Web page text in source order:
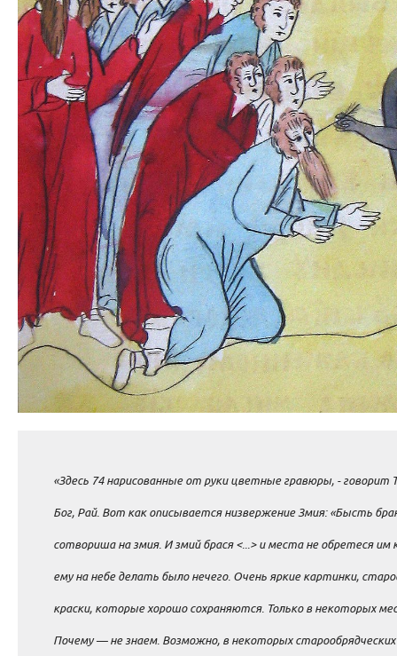
«Здесь 74 нарисованные от руки цветные гравюры, -
Бог, Рай. Вот как описывается низвержение Змия: «Бысть
сотвориша на змия. И змий брася <...> и места не обретеся
ему на небе делать было нечего. Очень яркие картинки,
краски, которые хорошо сохраняются. Только в некоторых
Почему — не знаем. Возможно, в некоторых старообрядческих